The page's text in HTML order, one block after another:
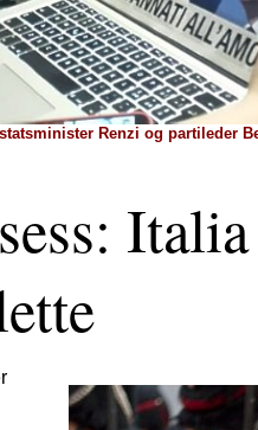
Renzi og partileder